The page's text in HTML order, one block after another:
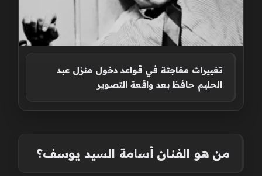
تغييرات مفاجئة في قواعد دخول منزل عبد
الحليم حافظ بعد واقعة التصوير
من هو الفنان أسامة السيد يوسف؟